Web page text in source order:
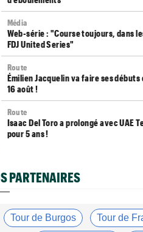
Média
Web-série : "Course toujours, dans
FDJ United Series"
Route
Émilien Jacquelin va faire ses
16 août !
Route
Isaac Del Toro a prolongé avec UAE
pour 5 ans !
monnaie courante"
Le Mercato vélo est ouvert... toutes
et rumeurs
PARTENAIRES
Tour de Burgos Tour de